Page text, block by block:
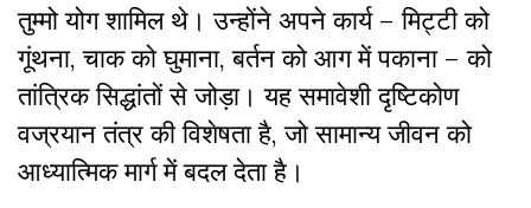
तुम्मो योग शामिल थे। उन्होंने अपने कार्य – मिट्टी को
गूंथना, चाक को घुमाना, बर्तन को आग में पकाना – को
तांत्रिक सिद्धांतों से जोड़ा। यह समावेशी दृष्टिकोण
वज्रयान तंत्र की विशेषता है, जो सामान्य जीवन को
आध्यात्मिक मार्ग में बदल देता है।